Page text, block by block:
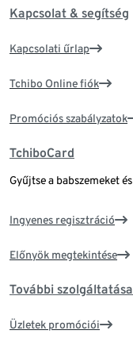
Kapcsolat & segítség
Kapcsolati űrlap
Tchibo Online fiók
Promóciós szabályzatok
TchiboCard
Gyűjtse a babszemeket
Ingyenes regisztráció
Előnyök megtekintése
További
Üzletek promóciói